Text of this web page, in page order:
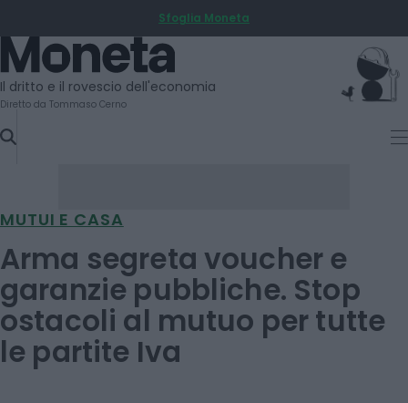
TO
CONTENT
Sfoglia Moneta
Moneta
Il dritto e il rovescio dell'economia
Diretto da Tommaso Cerno
MUTUI E CASA
Arma segreta voucher e
garanzie pubbliche. Stop
ostacoli al mutuo per tutte
le partite Iva